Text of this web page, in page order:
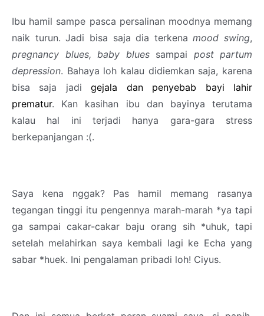
Ibu hamil sampe pasca persalinan moodnya memang
naik turun. Jadi bisa saja dia terkena mood swing,
pregnancy blues, baby bluessampai post partum
depression. Bahaya loh kalau didiemkan saja, karena
bisa saja jadigejala dan penyebab bayi lahir
prematur. Kan kasihan ibu dan bayinya terutama
kalau hal ini terjadi hanya gara-gara stress
berkepanjangan :(.
Saya kena nggak? Pas hamil memang rasanya
tegangan tinggi itu pengennya marah-marah *ya tapi
ga sampai cakar-cakar baju orang sih *uhuk, tapi
setelah melahirkan saya kembali lagi ke Echa yang
sabar *huek. Ini pengalaman pribadi loh! Ciyus.